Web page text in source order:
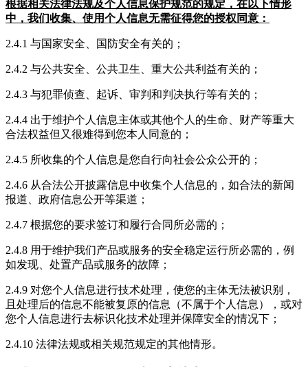
根据相关法律法规及个人信息保护规范的规定，在以下情形
中，我们收集、使用个人信息无需征得您的授权同意：
2.4.1 与国家安全、国防安全有关的；
2.4.2 与公共安全、公共卫生、重大公共利益有关的；
2.4.3 与犯罪侦查、起诉、审判和判决执行等有关的；
2.4.4 出于维护个人信息主体或其他个人的生命、财产等重大
合法权益但又很难得到您本人同意的；
2.4.5 所收集的个人信息是您自行向社会公众公开的；
2.4.6 从合法公开披露信息中收集个人信息的，如合法的新闻
报道、政府信息公开等渠道；
2.4.7 根据您的要求签订和履行合同所必需的；
2.4.8 用于维护我们产品或服务的安全稳定运行所必需的，例
如发现、处置产品或服务的故障；
2.4.9 对您个人信息进行技术处理，使您的主体无法被识别，
且处理后的信息不能被复原的信息（不属于个人信息），或对
您个人信息进行去标识化技术处理并保障安全的情况下；
2.4.10 法律法规或相关规范规定的其他情形。